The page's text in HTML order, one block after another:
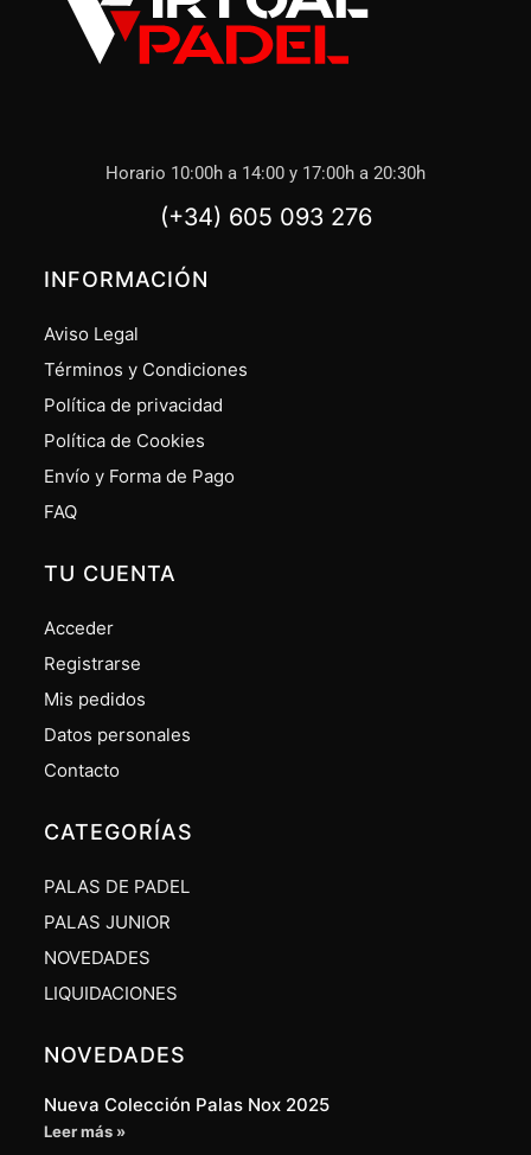
Horario 10:00h a 14:00 y 17:00h a 20:30h
(+34) 605 093 276
INFORMACIÓN
Aviso Legal
Términos y Condiciones
Política de privacidad
Política de Cookies
Envío y Forma de Pago
FAQ
TU CUENTA
Acceder
Registrarse
Mis pedidos
Datos personales
Contacto
CATEGORÍAS
PALAS DE PADEL
PALAS JUNIOR
NOVEDADES
LIQUIDACIONES
NOVEDADES
Nueva Colección Palas Nox 2025
Leer más »